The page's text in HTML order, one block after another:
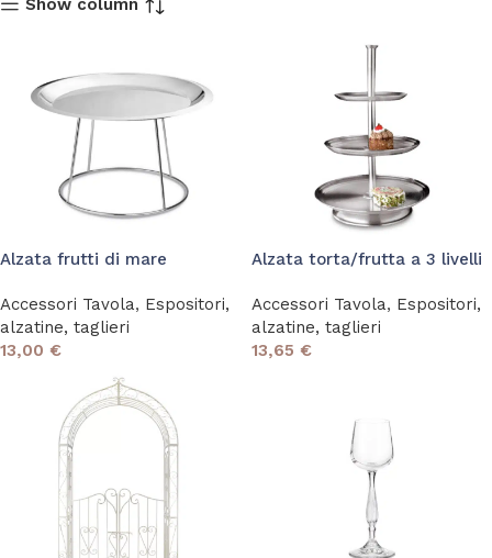
Show column
Alzata frutti di mare
Accessori Tavola, Espositori,
alzatine, taglieri
13,00 €
Alzata torta/frutta a 3 livelli
Accessori Tavola, Espositori,
alzatine, taglieri
13,65 €